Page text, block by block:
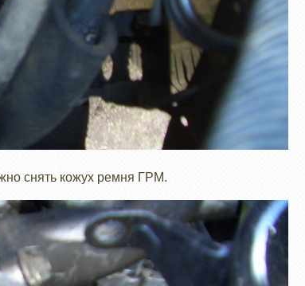
снять кожух ремня ГРМ.